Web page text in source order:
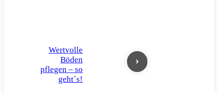
Wertvolle
Böden
pflegen – so
geht´s!